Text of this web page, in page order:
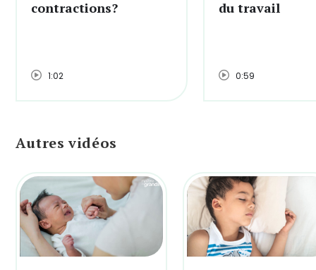
contractions?
1:02
du travail
0:59
Autres vidéos